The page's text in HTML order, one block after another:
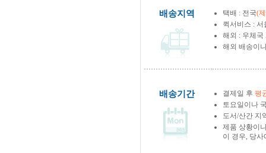
배송지역 택배 : 전국(
퀵서비스 :
해외 : 우체국
해외 배송이
배송기간 결제일 후 평
토요일이나
도서/산간 지
제품 상황이
이 경우, 당